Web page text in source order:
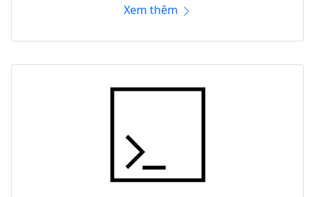
Xem thêm